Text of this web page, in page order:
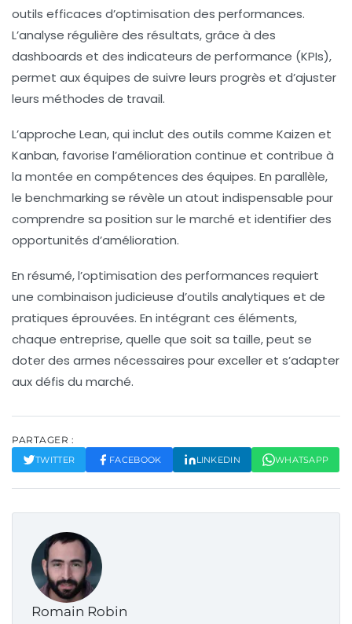
outils efficaces d’optimisation des performances.
L’analyse régulière des résultats, grâce à des
dashboards et des indicateurs de performance (KPIs),
permet aux équipes de suivre leurs progrès et d’ajuster
leurs méthodes de travail.
L’approche Lean, qui inclut des outils comme Kaizen et
Kanban, favorise l’amélioration continue et contribue à
la montée en compétences des équipes. En parallèle,
le benchmarking se révèle un atout indispensable pour
comprendre sa position sur le marché et identifier des
opportunités d’amélioration.
En résumé, l’optimisation des performances requiert
une combinaison judicieuse d’outils analytiques et de
pratiques éprouvées. En intégrant ces éléments,
chaque entreprise, quelle que soit sa taille, peut se
doter des armes nécessaires pour exceller et s’adapter
aux défis du marché.
PARTAGER :
TWITTER FACEBOOK LINKEDIN WHATSAPP
Romain Robin